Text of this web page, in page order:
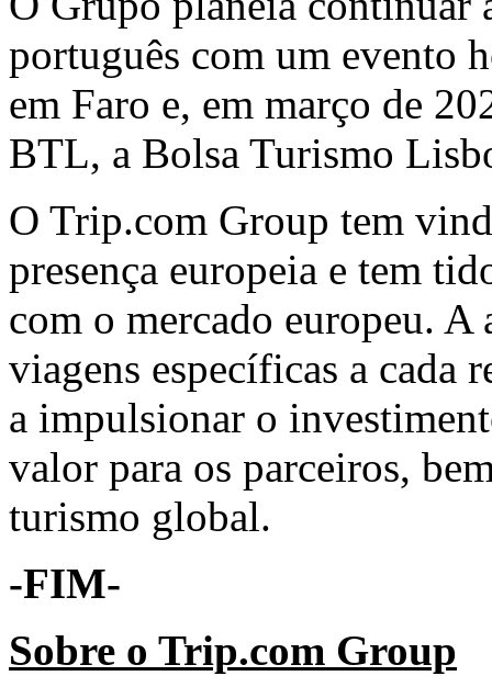
português com um evento
em Faro e, em março de
BTL, a Bolsa Turismo
O Trip.com Group tem
presença europeia e tem
com o mercado europeu. A
viagens específicas a cada
a impulsionar o
valor para os parceiros,
turismo global.
-FIM-
Sobre o Trip.com Group